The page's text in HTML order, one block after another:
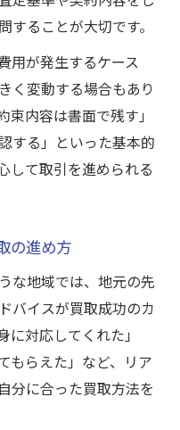
ることが大切です。
用が発生するケース
く変動する場合もあり
束内容は書面で残す」
する」といった基本的
して取引を進められる
の進め方
な地域では、地元の先
バイスが買取成功のカ
対応してくれた」
もらえた」など、リア
分に合った買取方法を